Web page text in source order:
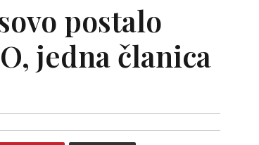
postalo
jedna članica